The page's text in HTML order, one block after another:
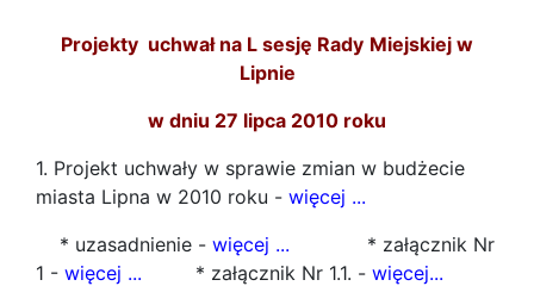
Projekty uchwał na L sesję Rady Miejskiej w
Lipnie
w dniu 27 lipca 2010 roku
1. Projekt uchwały w sprawie zmian w budżecie
miasta Lipna w 2010 roku - więcej ...
* uzasadnienie - więcej ... * załącznik Nr
1 - więcej ... * załącznik Nr 1.1. - więcej...